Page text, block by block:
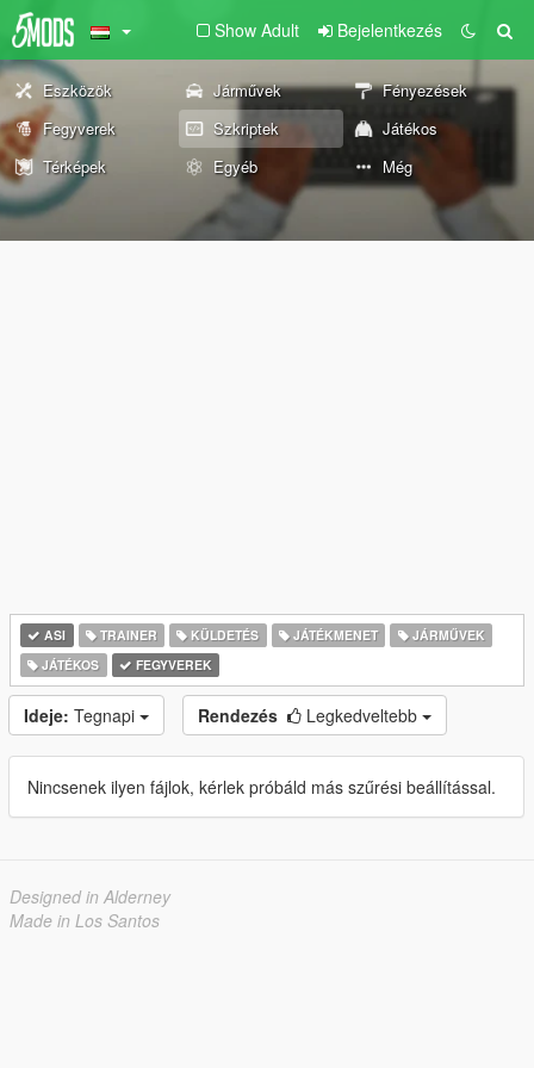
Show Adult Bejelentkezés
Eszközök Járművek
Fényezések
Fegyverek
Szkriptek
Játékos
Térképek
Egyéb Még
ASI TRAINER KÜLDETÉS JÁTÉKMENET
JÁRMŰVEK
JÁTÉKOS
FEGYVEREK
Ideje: Tegnapi Rendezés Legkedveltebb
Nincsenek ilyen fájlok, kérlek próbáld más szűrési beállítással.
Designed in Alderney
Made in Los Santos